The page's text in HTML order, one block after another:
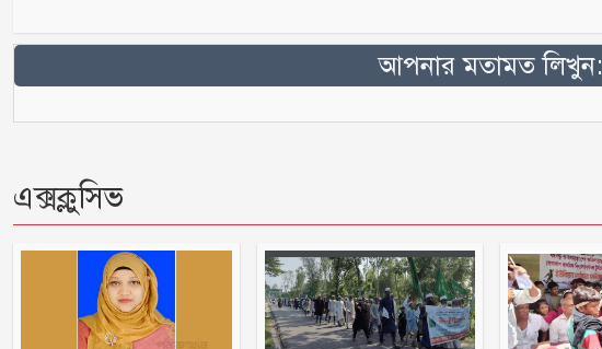
আপনার মতামত লিখুন:
এক্সক্লুসিভ